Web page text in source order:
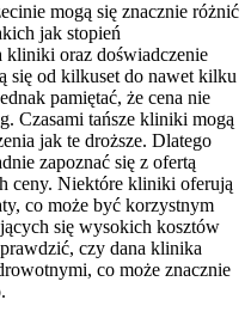
mogą się znacznie różnić
jak stopień
kliniki oraz doświadczenie
się od kilkuset do nawet kilku
pamiętać, że cena nie
Czasami tańsze kliniki mogą
jak te droższe. Dlatego
zapoznać się z ofertą
ceny. Niektóre kliniki oferują
co może być korzystnym
się wysokich kosztów
czy dana klinika
co może znacznie